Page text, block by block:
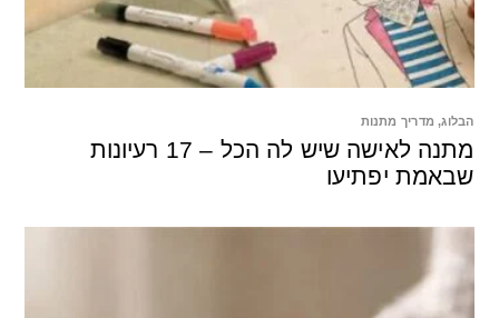
הבלוג, מדריך מתנות
מתנה לאישה שיש לה הכל – 17 רעיונות
שבאמת יפתיעו